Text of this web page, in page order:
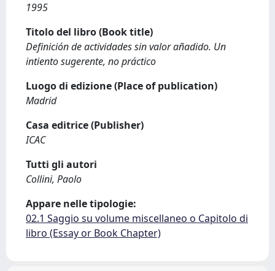
1995
Titolo del libro (Book title)
Definición de actividades sin valor añadido. Un
intiento sugerente, no práctico
Luogo di edizione (Place of publication)
Madrid
Casa editrice (Publisher)
ICAC
Tutti gli autori
Collini, Paolo
Appare nelle tipologie:
02.1 Saggio su volume miscellaneo o Capitolo di
libro (Essay or Book Chapter)